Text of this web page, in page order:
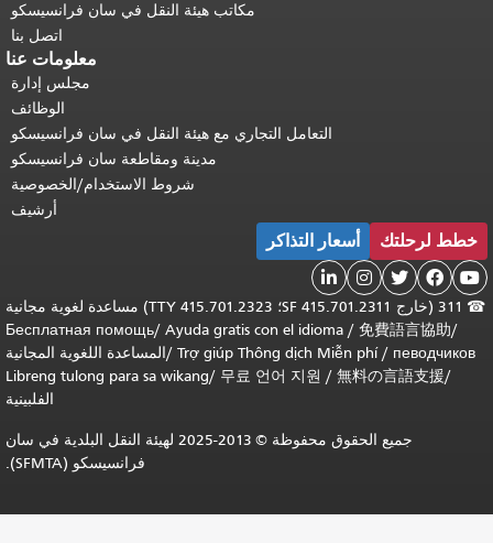
مكاتب هيئة النقل في سان فرانسيسكو
اتصل بنا
معلومات عنا
مجلس إدارة
الوظائف
التعامل التجاري مع هيئة النقل في سان فرانسيسكو
مدينة ومقاطعة سان فرانسيسكو
شروط الاستخدام/الخصوصية
أرشيف
خطط لرحلتك أسعار التذاكر





☎
311 (خارج SF 415.701.2311؛ TTY 415.701.2323) مساعدة لغوية مجانية
/
免費語言協助
/
Ayuda gratis con el idioma
/
Бесплатная помощь
певодчиков
/
Trợ giúp Thông dịch Miễn phí
/المساعدة اللغوية المجانية
/
無料の言語支援
/
무료 언어 지원
/
Libreng tulong para sa wikang
الفلبينية
جميع الحقوق محفوظة © 2013-2025 لهيئة النقل البلدية في سان
فرانسيسكو (SFMTA).